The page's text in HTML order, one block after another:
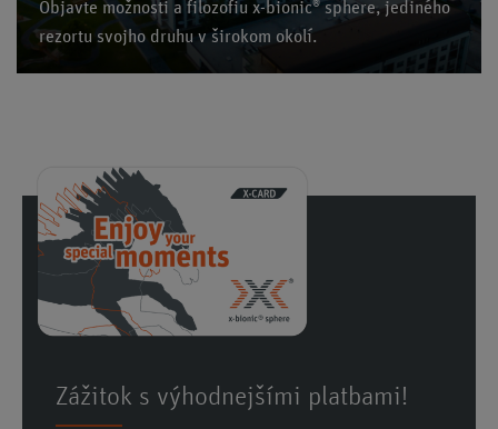
Objavte možnosti a filozofiu x-bionic® sphere, jediného
rezortu svojho druhu v širokom okolí.
Zážitok s výhodnejšími platbami!